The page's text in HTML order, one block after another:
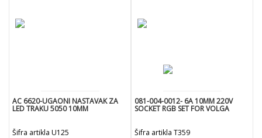
AC 6620-UGAONI NASTAVAK ZA
LED TRAKU 5050 10MM
Šifra artikla U125
081-004-0012- 6A 10MM 220V
SOCKET RGB SET FOR VOLGA
Šifra artikla T359